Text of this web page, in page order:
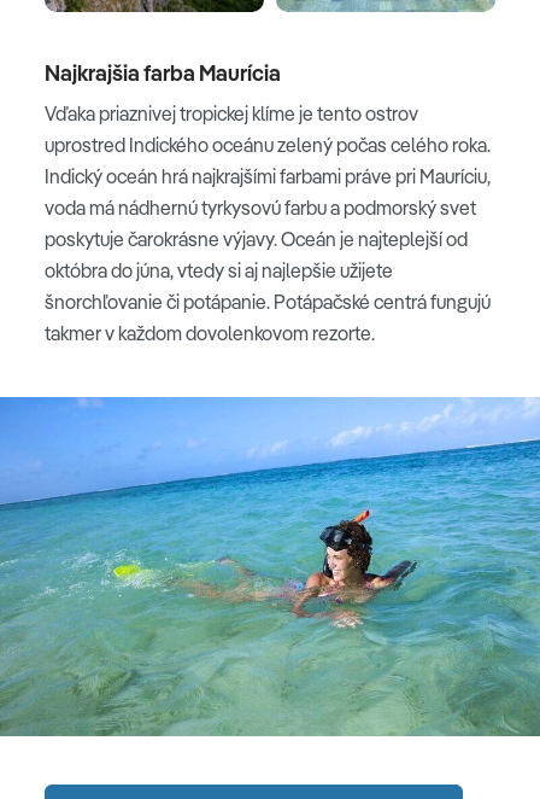
Najkrajšia farba Maurícia
Vďaka priaznivej tropickej klíme je tento ostrov
uprostred Indického oceánu zelený počas celého roka.
Indický oceán hrá najkrajšími farbami práve pri Mauríciu,
voda má nádhernú tyrkysovú farbu a podmorský svet
poskytuje čarokrásne výjavy. Oceán je najteplejší od
októbra do júna, vtedy si aj najlepšie užijete
šnorchľovanie či potápanie. Potápačské centrá fungujú
takmer v každom dovolenkovom rezorte.